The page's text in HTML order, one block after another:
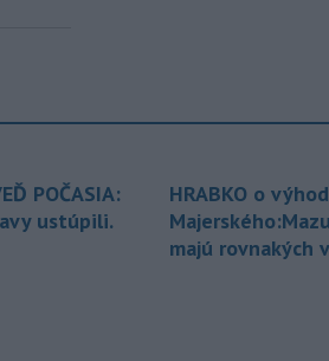
POČASIA:
ustúpili.
HRABKO o
majú rovnakých